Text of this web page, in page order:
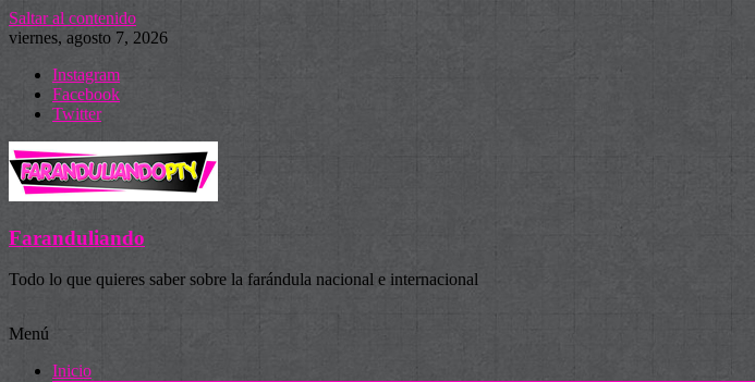
Saltar al contenido
viernes, agosto 7, 2026
Instagram
Facebook
Twitter
Faranduliando
Todo lo que quieres saber sobre la farándula nacional e internacional
Menú
Inicio